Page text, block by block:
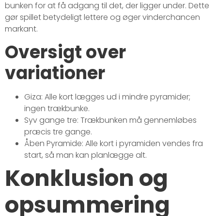
bunken for at få adgang til det, der ligger under. Dette
gør spillet betydeligt lettere og øger vinderchancen
markant.
Oversigt over
variationer
Giza: Alle kort lægges ud i mindre pyramider;
ingen trækbunke.
Syv gange tre: Trækbunken må gennemløbes
præcis tre gange.
Åben Pyramide: Alle kort i pyramiden vendes fra
start, så man kan planlægge alt.
Konklusion og
opsummering